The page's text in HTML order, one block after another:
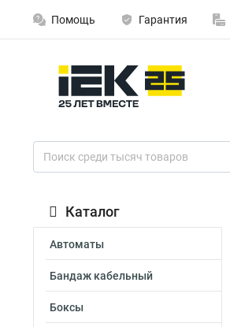
Помощь Гарантия
Каталог
Автоматы
Бандаж кабельный
Боксы